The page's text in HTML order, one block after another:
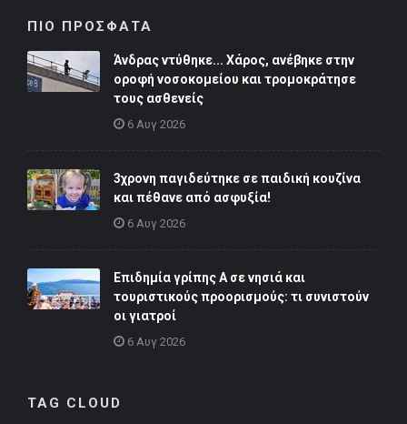
ΠΙΟ ΠΡΟΣΦΑΤΑ
Άνδρας ντύθηκε... Χάρος, ανέβηκε στην
οροφή νοσοκομείου και τρομοκράτησε
τους ασθενείς
6 Αυγ 2026
3χρονη παγιδεύτηκε σε παιδική κουζίνα
και πέθανε από ασφυξία!
6 Αυγ 2026
Επιδημία γρίπης Α σε νησιά και
τουριστικούς προορισμούς: τι συνιστούν
οι γιατροί
6 Αυγ 2026
TAG CLOUD